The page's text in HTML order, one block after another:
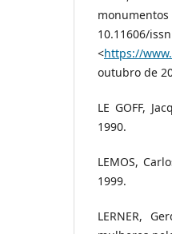
<https://
outubro de
LE GOFF,
1990.
LEMOS,
1999.
LERNER,